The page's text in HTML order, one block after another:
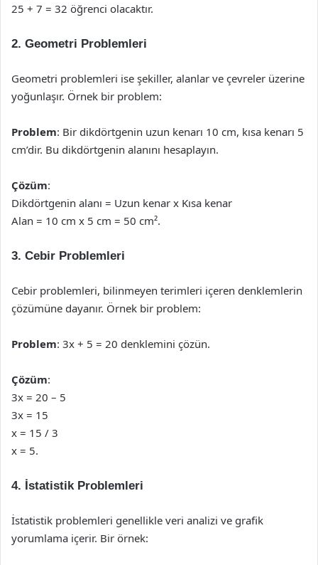
25 + 7 = 32 öğrenci olacaktır.
2. Geometri Problemleri
Geometri problemleri ise şekiller, alanlar ve çevreler üzerine
yoğunlaşır. Örnek bir problem:
Problem: Bir dikdörtgenin uzun kenarı 10 cm, kısa kenarı 5
cm’dir. Bu dikdörtgenin alanını hesaplayın.
Çözüm:
Dikdörtgenin alanı = Uzun kenar x Kısa kenar
Alan = 10 cm x 5 cm = 50 cm².
3. Cebir Problemleri
Cebir problemleri, bilinmeyen terimleri içeren denklemlerin
çözümüne dayanır. Örnek bir problem:
Problem: 3x + 5 = 20 denklemini çözün.
Çözüm:
3x = 20 – 5
3x = 15
x = 15 / 3
x = 5.
4. İstatistik Problemleri
İstatistik problemleri genellikle veri analizi ve grafik
yorumlama içerir. Bir örnek: